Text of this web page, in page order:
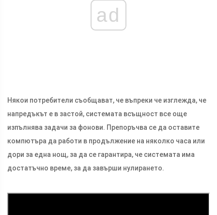
ad
Някои потребители съобщават, че въпреки че изглежда, че
напредъкът е в застой, системата всъщност все още
изпълнява задачи за фонови. Препоръчва се да оставите
компютъра да работи в продължение на няколко часа или
дори за една нощ, за да се гарантира, че системата има
достатъчно време, за да завърши нулирането.